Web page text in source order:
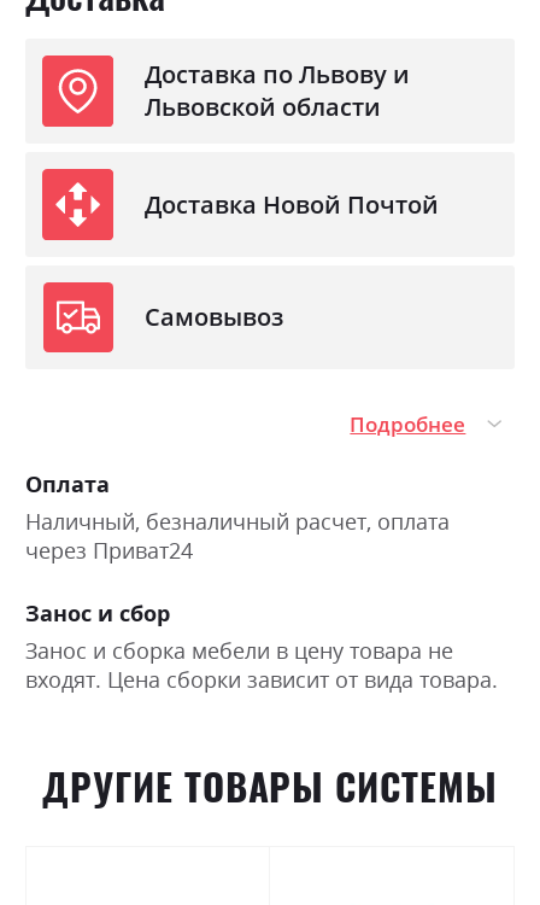
Доставка по Львову и
Львовской области
Доставка Новой Почтой
Самовывоз
Подробнее
Оплата
Наличный, безналичный расчет, оплата
через Приват24
Занос и сбор
Занос и сборка мебели в цену товара не
входят. Цена сборки зависит от вида товара.
ДРУГИЕ ТОВАРЫ СИСТЕМЫ